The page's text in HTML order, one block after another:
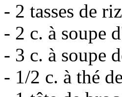
- 2 tasses de
- 2 c. à soupe
- 3 c. à soupe
- 1/2 c. à thé